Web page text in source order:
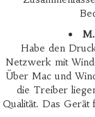
Habe den
Netzwerk mit
Über Mac und
die Treiber
Qualität. Das Gerät